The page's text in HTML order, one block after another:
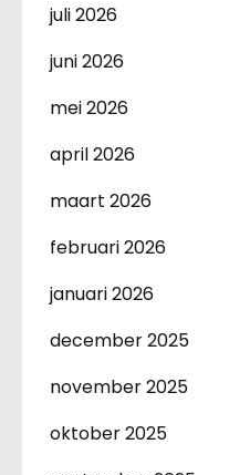
juli 2026
juni 2026
mei 2026
april 2026
maart 2026
februari 2026
januari 2026
december 2025
november 2025
oktober 2025